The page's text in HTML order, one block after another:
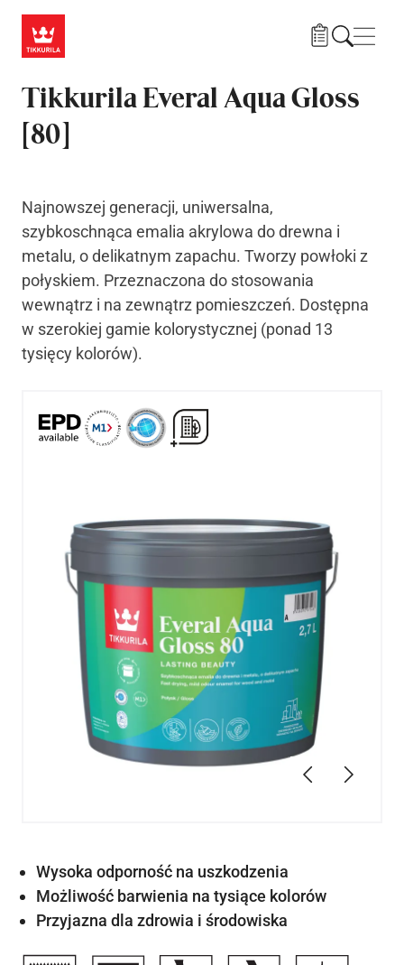
Tikkurila Everal Aqua Gloss
[80]
Najnowszej generacji, uniwersalna,
szybkoschnąca emalia akrylowa do drewna i
metalu, o delikatnym zapachu. Tworzy powłoki z
połyskiem. Przeznaczona do stosowania
wewnątrz i na zewnątrz pomieszczeń. Dostępna
w szerokiej gamie kolorystycznej (ponad 13
tysięcy kolorów).
Poprzednie
Dalej
Wysoka odporność na uszkodzenia
Możliwość barwienia na tysiące kolorów
Przyjazna dla zdrowia i środowiska